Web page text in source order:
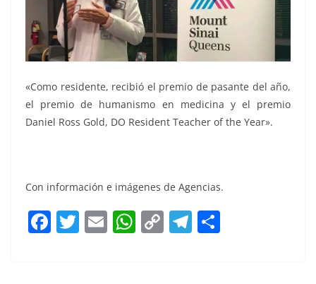
«Como residente, recibió el premio de pasante del año,
el premio de humanismo en medicina y el premio
Daniel Ross Gold, DO Resident Teacher of the Year».
Con información e imágenes de Agencias.
F T E W C T